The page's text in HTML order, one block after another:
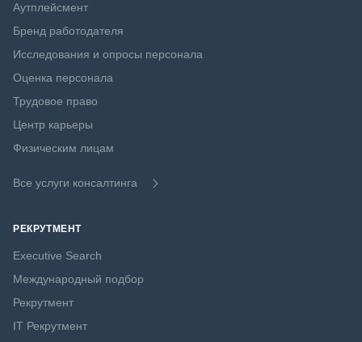
Аутплейсмент
Бренд работодателя
Исследования и опросы персонала
Оценка персонала
Трудовое право
Центр карьеры
Физическим лицам
Все услуги консалтинга
РЕКРУТМЕНТ
Executive Search
Международный подбор
Рекрутмент
IT Рекрутмент